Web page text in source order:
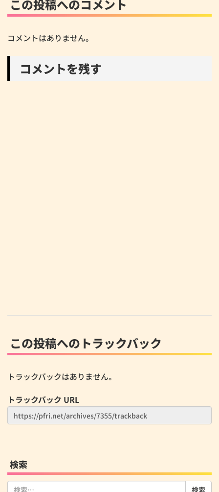
この投稿へのコメント
コメントはありません。
コメントを残す
この投稿へのトラックバック
トラックバックはありません。
トラックバック URL
検索
検